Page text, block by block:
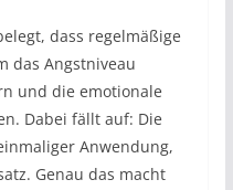
dass regelmäßige
das Angstniveau
und die emotionale
Dabei fällt auf: Die
Anwendung,
Genau das macht